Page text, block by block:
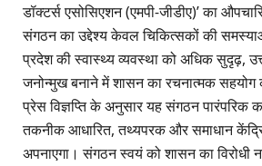
डॉक्टर्स एसोसिएशन (एमपी-जीडीए)’ का
संगठन का उद्देश्य केवल चिकित्सकों की
प्रदेश की स्वास्थ्य व्यवस्था को अधिक सुदृढ़,
जनोन्मुख बनाने में शासन का रचनात्मक सहयोग
प्रेस विज्ञप्ति के अनुसार यह संगठन पारंपरिक
तकनीक आधारित, तथ्यपरक और समाधान
अपनाएगा। संगठन स्वयं को शासन का विरोधी